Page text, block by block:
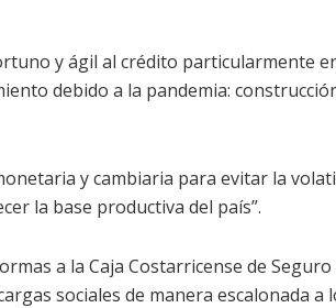
y ágil al crédito particularmente
debido a la pandemia:
y cambiaria para evitar la
la base productiva del país”.
a la Caja Costarricense de Seguro
sociales de manera escalonada a